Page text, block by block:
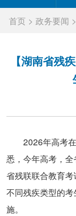
首页 >政务要闻
【湖南省残
2026年高考在
悉，今年高考，全
省残联联合教育
不同残疾类型的
施。